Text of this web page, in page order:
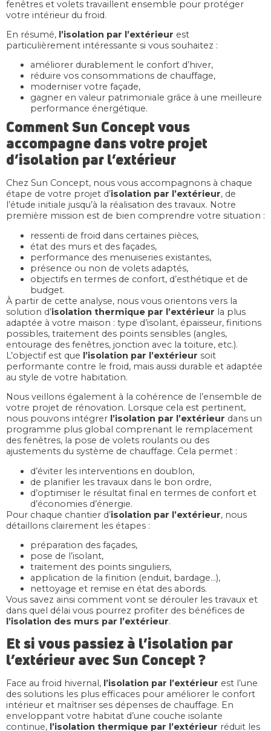
fenêtres et volets travaillent ensemble pour protéger
votre intérieur du froid.
En résumé, l’isolation par l’extérieur est
particulièrement intéressante si vous souhaitez :
améliorer durablement le confort d’hiver,
réduire vos consommations de chauffage,
moderniser votre façade,
gagner en valeur patrimoniale grâce à une meilleure
performance énergétique.
Comment Sun Concept vous
accompagne dans votre projet
d’isolation par l’extérieur
Chez Sun Concept, nous vous accompagnons à chaque
étape de votre projet d’isolation par l’extérieur, de
l’étude initiale jusqu’à la réalisation des travaux. Notre
première mission est de bien comprendre votre situation :
ressenti de froid dans certaines pièces,
état des murs et des façades,
performance des menuiseries existantes,
présence ou non de volets adaptés,
objectifs en termes de confort, d’esthétique et de
budget.
À partir de cette analyse, nous vous orientons vers la
solution d’isolation thermique par l’extérieur la plus
adaptée à votre maison : type d’isolant, épaisseur, finitions
possibles, traitement des points sensibles (angles,
entourage des fenêtres, jonction avec la toiture, etc.).
L’objectif est que l’isolation par l’extérieur soit
performante contre le froid, mais aussi durable et adaptée
au style de votre habitation.
Nous veillons également à la cohérence de l’ensemble de
votre projet de rénovation. Lorsque cela est pertinent,
nous pouvons intégrer l’isolation par l’extérieur dans un
programme plus global comprenant le remplacement
des fenêtres, la pose de volets roulants ou des
ajustements du système de chauffage. Cela permet :
d’éviter les interventions en doublon,
de planifier les travaux dans le bon ordre,
d’optimiser le résultat final en termes de confort et
d’économies d’énergie.
Pour chaque chantier d’isolation par l’extérieur, nous
détaillons clairement les étapes :
préparation des façades,
pose de l’isolant,
traitement des points singuliers,
application de la finition (enduit, bardage…),
nettoyage et remise en état des abords.
Vous savez ainsi comment vont se dérouler les travaux et
dans quel délai vous pourrez profiter des bénéfices de
l’isolation des murs par l’extérieur.
Et si vous passiez à l’isolation par
l’extérieur avec Sun Concept ?
Face au froid hivernal, l’isolation par l’extérieur est l’une
des solutions les plus efficaces pour améliorer le confort
intérieur et maîtriser ses dépenses de chauffage. En
enveloppant votre habitat d’une couche isolante
continue, l’isolation thermique par l’extérieur réduit les